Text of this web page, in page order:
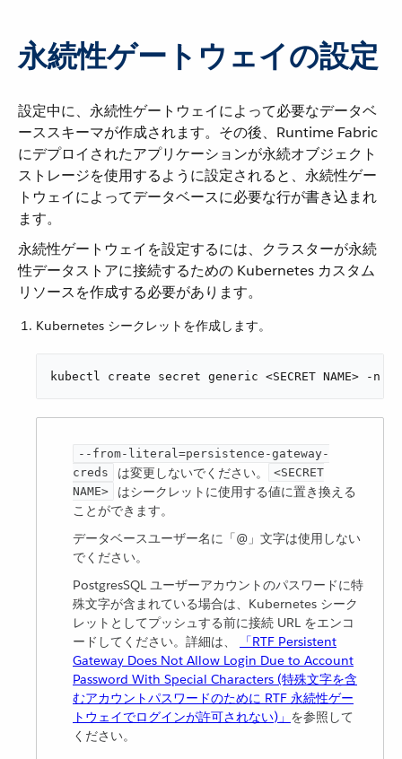
永続性ゲートウェイの設定
設定中に、永続性ゲートウェイによって必要なデータベ
ーススキーマが作成されます。その後、Runtime Fabric
にデプロイされたアプリケーションが永続オブジェクト
ストレージを使用するように設定されると、永続性ゲー
トウェイによってデータベースに必要な行が書き込まれ
ます。
永続性ゲートウェイを設定するには、クラスターが永続
性データストアに接続するための Kubernetes カスタム
リソースを作成する必要があります。
Kubernetes シークレットを作成します。
kubectl create secret generic <SECRET NAME> -
--from-literal=persistence-gateway-
creds
​ は変更しないでください。​
<SECRET
NAME>
​ はシークレットに使用する値に置き換える
ことができます。
データベースユーザー名に「@」文字は使用しない
でください。
PostgresSQL ユーザーアカウントのパスワードに特
殊文字が含まれている場合は、Kubernetes シーク
レットとしてプッシュする前に接続 URL をエンコ
ードしてください。詳細は、
「RTF Persistent
Gateway Does Not Allow Login Due to Account
Password With Special Characters (特殊文字を含
むアカウントパスワードのために RTF 永続性ゲー
トウェイでログインが許可されない)」 ​を参照して
ください。